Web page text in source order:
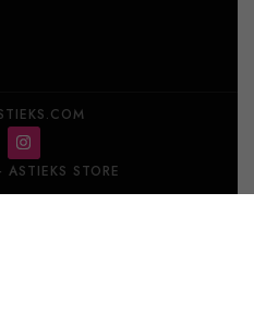
STORE